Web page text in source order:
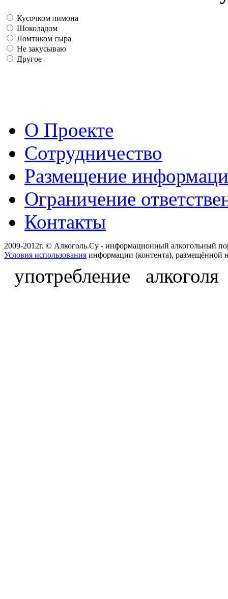
Кусочком лимона
Шоколадом
Ломтиком сыра
Не закусываю
Другое
О Проекте
Сотрудничество
Размещение
Ограничение
Контакты
2009-2012г. © Алкоголь.Су - информационный алкогольный
Условия использования информации (контента), размещённой
употребление